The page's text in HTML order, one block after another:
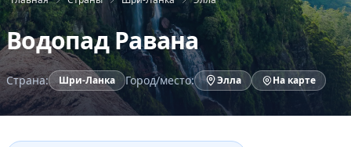
Водопад Равана
Страна: Шри-Ланка Город/место: Элла На карте